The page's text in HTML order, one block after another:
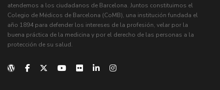
atendemos a los ciudadanos de Barcelona. Juntos constituimos el
Colegio de Médicos de Barcelona (CoMB), una institución fundada el
año 1894 para defender los intereses de la profesión, velar por la
buena práctica de la medicina y por el derecho de las personas a la
protección de su salud.